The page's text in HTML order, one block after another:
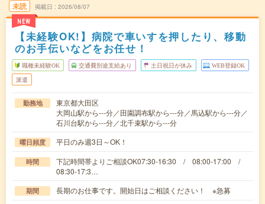
未読
NEW
掲載日 2026/08/07
【未経験OK!】病院で車いすを押したり、移動
のお手伝いなどをお任せ！
職種未経験OK 交通費別途支給あり 土日祝日が休み WEB登録OK
派遣
勤務地
東京都大田区
大岡山駅から---分／田園調布駅から---分／馬込駅から---分／
石川台駅から---分／北千束駅から---分
曜日頻度 平日のみ週3日～OK！
時間
下記時間帯よりご相談OK07:30-16:30 / 08:00-17:00 /
08:30-17:3…
期間 長期のお仕事です。開始日はご相談ください！ ※急募